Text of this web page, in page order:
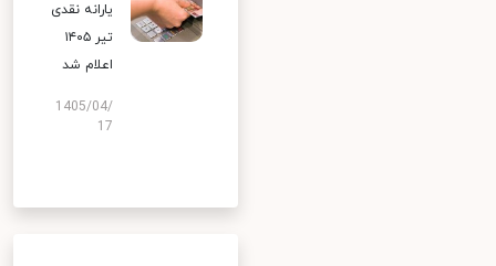
یارانه نقدی
تیر ۱۴۰۵
اعلام شد
1405/04/
17